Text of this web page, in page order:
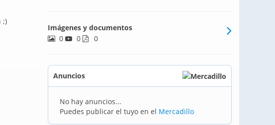
;)
300 metros de la playa y muy próximo a
una gran variedad de oferta de ocio y
Imágenes y documentos
0
0 0
Anuncios
No hay anuncios...
Puedes publicar el tuyo en el Mercadillo